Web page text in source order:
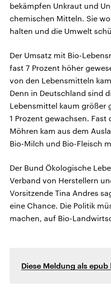
bekämpfen Unkraut und
chemischen Mitteln. Sie
halten und die Umwelt
Der Umsatz mit Bio-
fast 7 Prozent höher
von den Lebensmitteln
Denn in Deutschland sind
Lebensmittel kaum größer
1 Prozent gewachsen.
Möhren kam aus dem
Bio-Milch und Bio-Fleisch
Der Bund Ökologische
Verband von Herstellern
Vorsitzende Tina Andres
eine Chance. Die Politik
machen, auf Bio-
Diese Meldung als